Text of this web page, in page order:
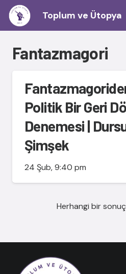
Toplum ve Ütopya
Fantazmagori
Politik Bir Geri
Denemesi |
Şimşek
24 Şub, 9:40 pm
Herhangi bir